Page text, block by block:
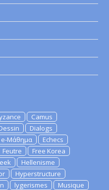
Camus
Dialogs
e-Μάθημα
Echecs
Feutre
Free Korea
Hellenisme
Hyperstructure
lygerismes
Musique